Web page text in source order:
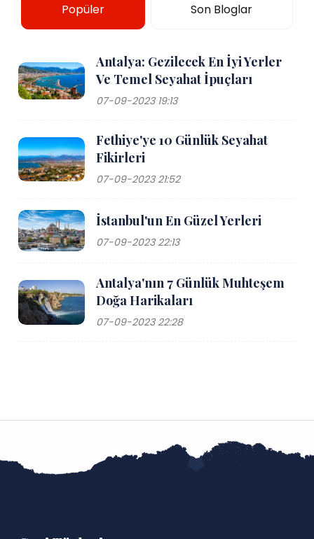
Popüler Son Bloglar
Antalya: Gezilecek En İyi Yerler
Ve Temel Seyahat İpuçları
07-09-2023 19:13
Fethiye'ye 10 Günlük Seyahat
Fikirleri
07-09-2023 21:52
İstanbul'un En Güzel Yerleri
07-09-2023 22:13
Antalya'nın 7 Günlük Muhteşem
Doğa Harikaları
07-09-2023 22:28